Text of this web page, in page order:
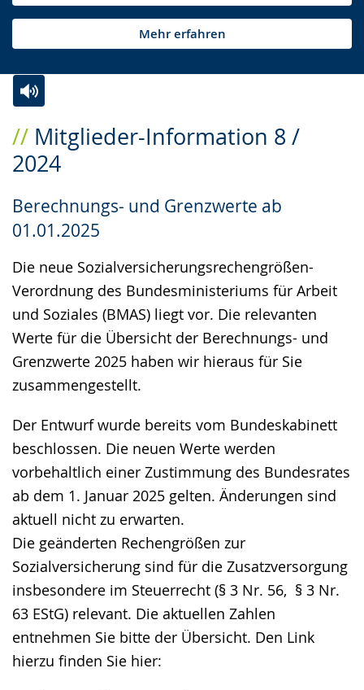
Mehr erfahren
Mitglieder-Information 8 /
2024
Berechnungs- und Grenzwerte ab
01.01.2025
Die neue Sozialversicherungsrechengrößen-
Verordnung des Bundesministeriums für Arbeit
und Soziales (BMAS) liegt vor. Die relevanten
Werte für die Übersicht der Berechnungs- und
Grenzwerte 2025 haben wir hieraus für Sie
zusammengestellt.
Der Entwurf wurde bereits vom Bundeskabinett
beschlossen. Die neuen Werte werden
vorbehaltlich einer Zustimmung des Bundesrates
ab dem 1. Januar 2025 gelten. Änderungen sind
aktuell nicht zu erwarten.
Die geänderten Rechengrößen zur
Sozialversicherung sind für die Zusatzversorgung
insbesondere im Steuerrecht (§ 3 Nr. 56, § 3 Nr.
63 EStG) relevant. Die aktuellen Zahlen
entnehmen Sie bitte der Übersicht. Den Link
hierzu finden Sie hier:
Leichten
Sprache
Audio-
Unterstützung.
Video
in
Gebärdensprache
wird
angezeigt.